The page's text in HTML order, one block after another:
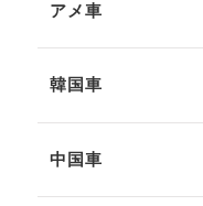
アメ車
韓国車
中国車